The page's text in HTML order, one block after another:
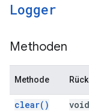
Logger
Methoden
Methode
clear( ) void